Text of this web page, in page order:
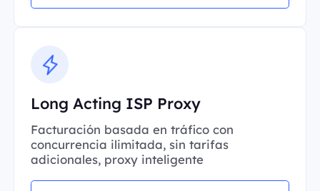
Long Acting ISP Proxy
Facturación basada en tráfico con
concurrencia ilimitada, sin tarifas
adicionales, proxy inteligente